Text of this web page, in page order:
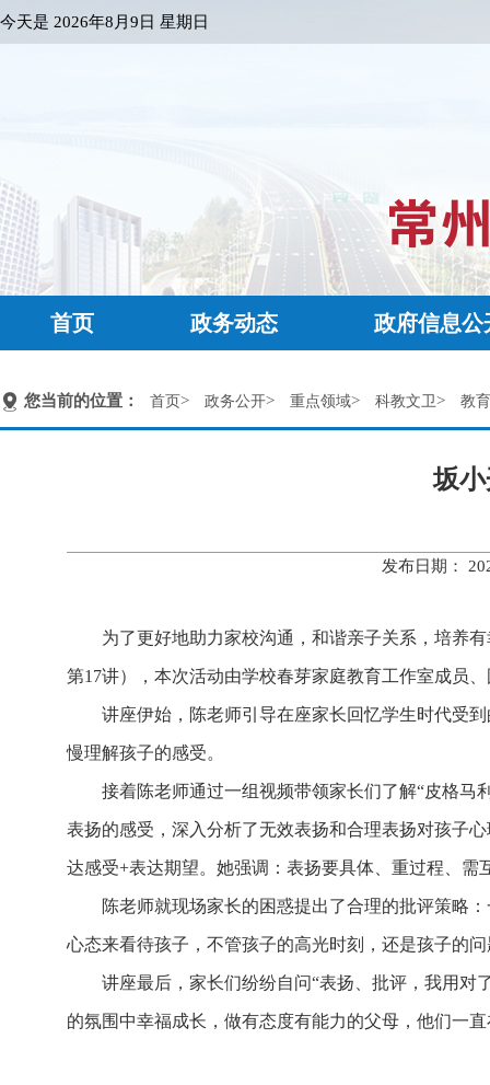
今天是 2026年8月9日 星期日
首页 政务动态 政府信息公
您当前的位置： 首页> 政务公开> 重点领域> 科教文卫> 教
坂
发布日期：
为了更好地助力家校沟通，和谐亲子关系，培养
第17讲），本次活动由学校春芽家庭教育工作室成员
讲座伊始，陈老师引导在座家长回忆学生时代受
慢理解孩子的感受。
接着陈老师通过一组视频带领家长们了解“皮格马
表扬的感受，深入分析了无效表扬和合理表扬对孩子
达感受+表达期望。她强调：表扬要具体、重过程、
陈老师就现场家长的困惑提出了合理的批评策略
心态来看待孩子，不管孩子的高光时刻，还是孩子的
讲座最后，家长们纷纷自问“表扬、批评，我用对
的氛围中幸福成长，做有态度有能力的父母，他们一